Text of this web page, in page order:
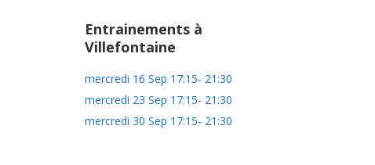
Entrainements à
Villefontaine
mercredi 16 Sep 17:15- 21:30
mercredi 23 Sep 17:15- 21:30
mercredi 30 Sep 17:15- 21:30